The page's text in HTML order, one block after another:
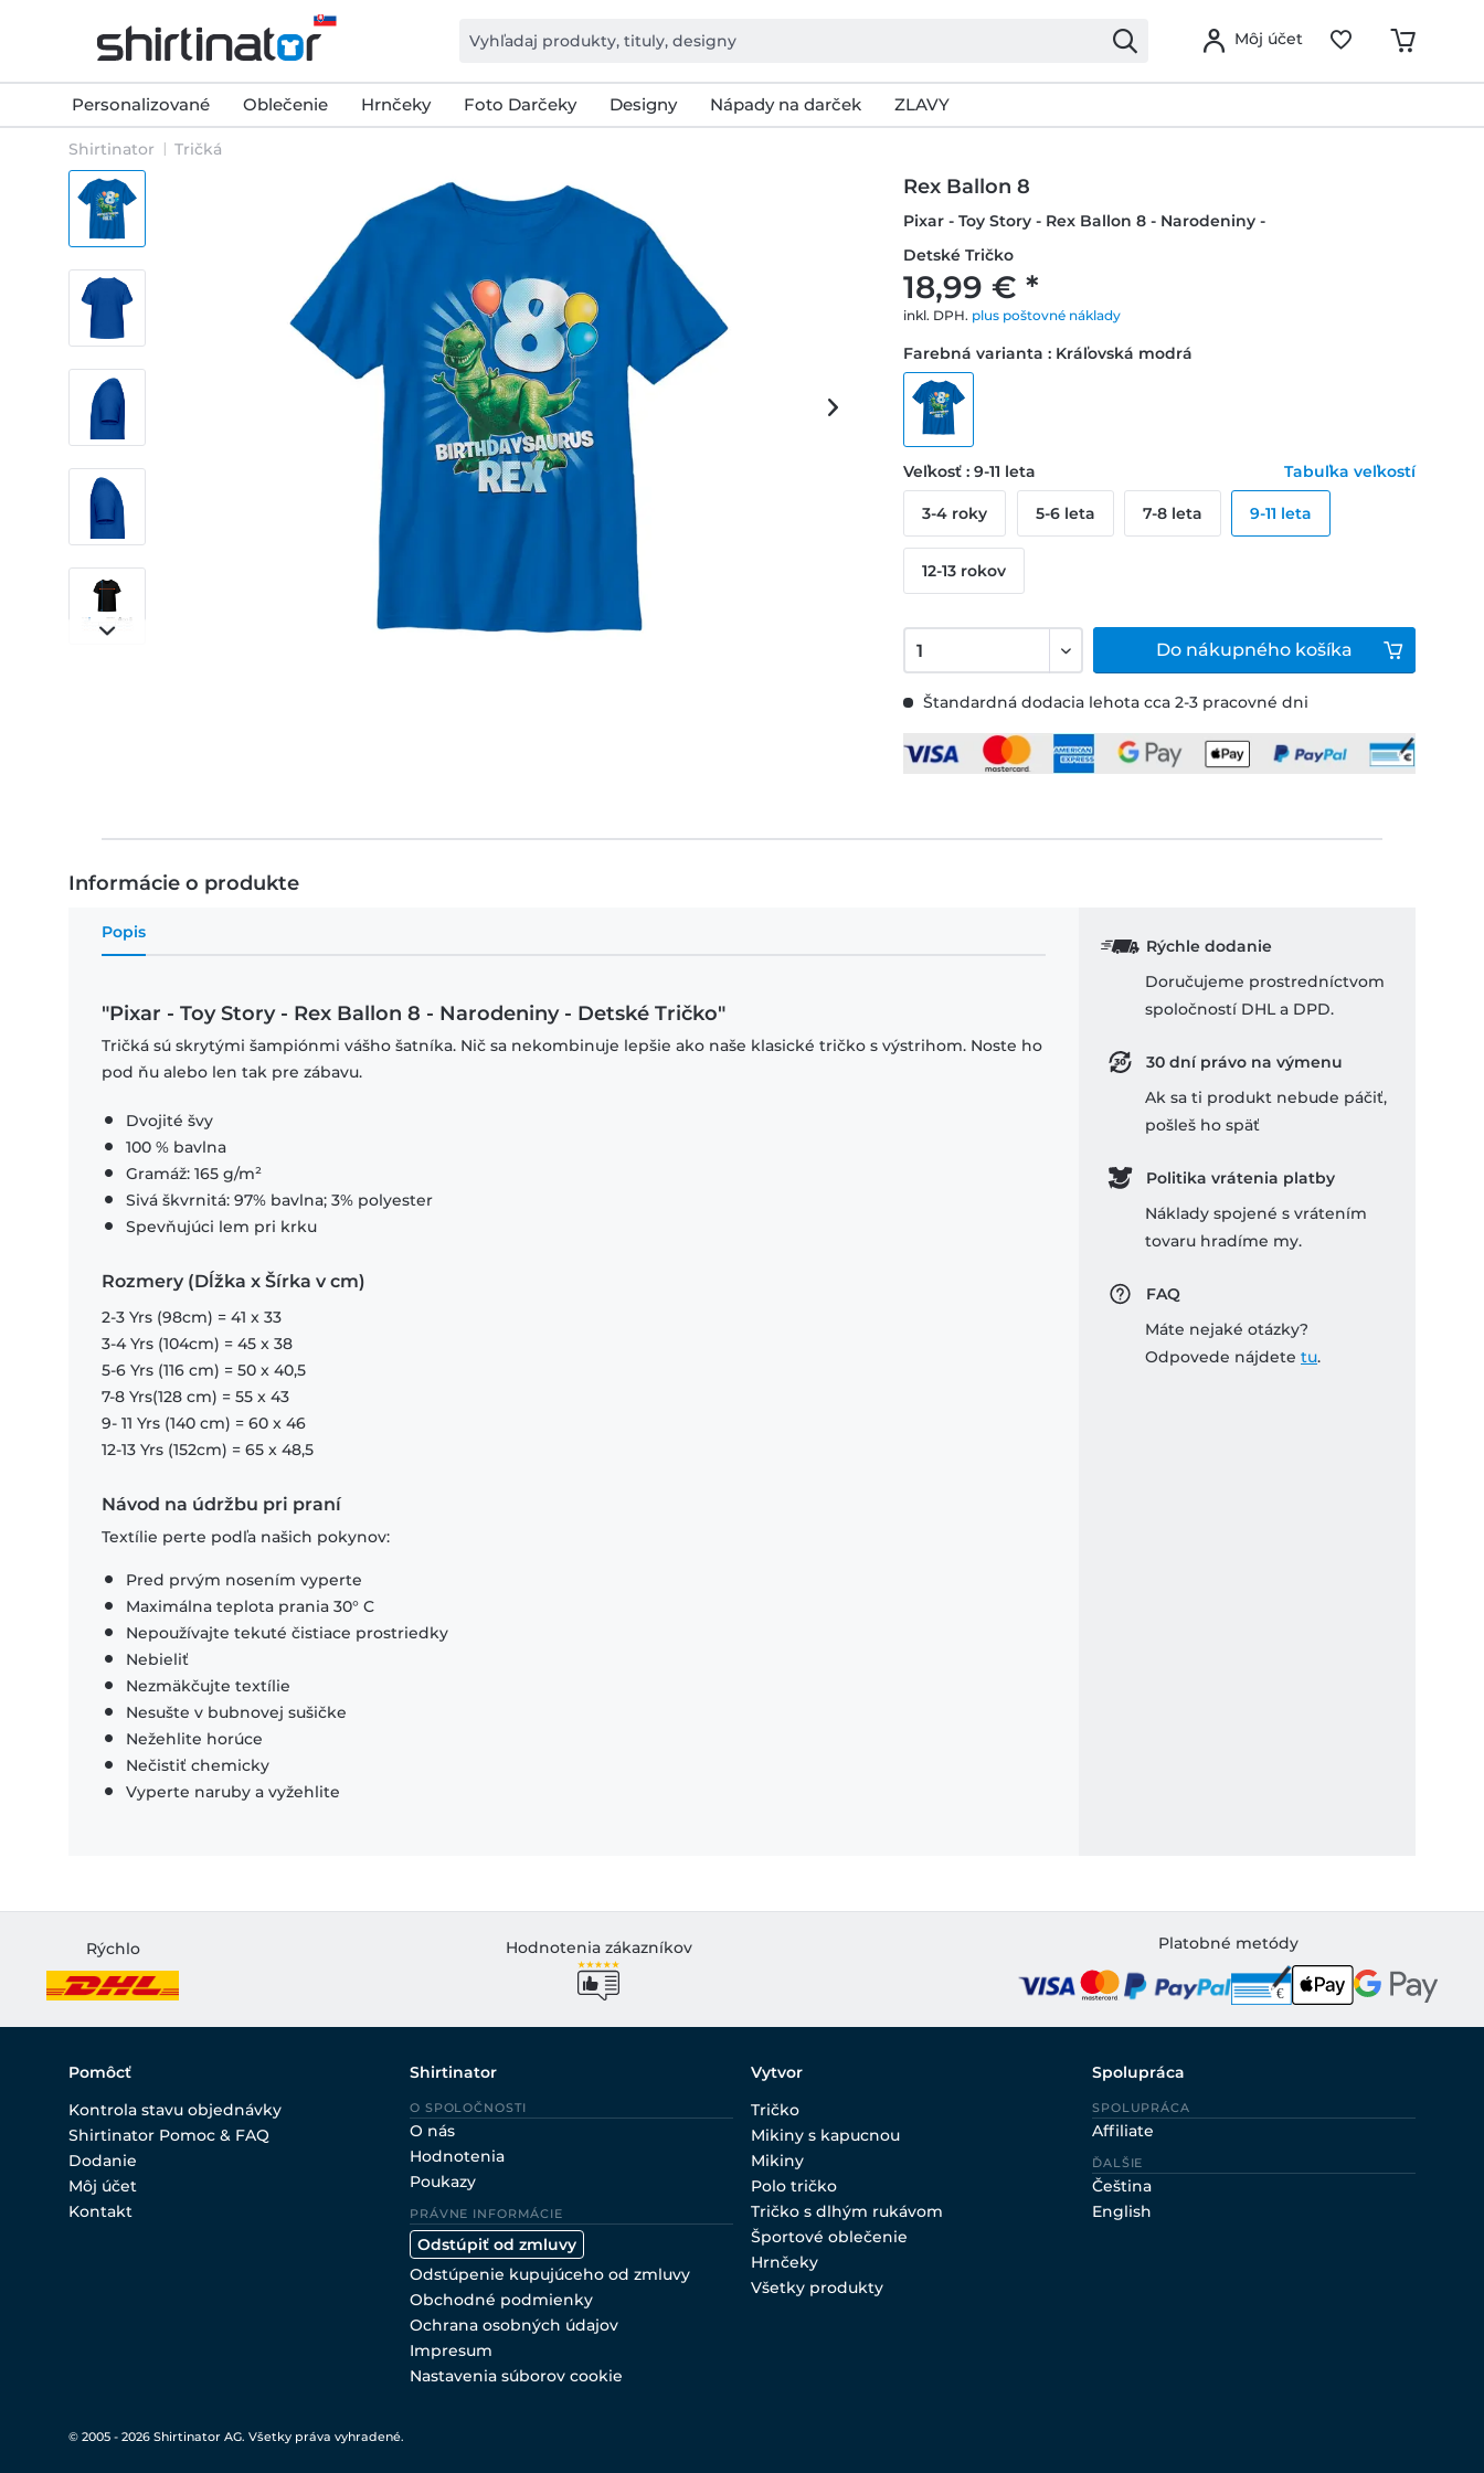
Môj účet
Personalizované Oblečenie Hrnčeky Foto Darčeky Designy Nápady na darček ZLAVY
Shirtinator Tričká
Rex Ballon 8
Pixar - Toy Story - Rex Ballon 8 - Narodeniny -
Detské Tričko
18,99 € *
inkl. DPH. plus poštovné náklady
Štandardná dodacia lehota cca 2-3 pracovné dni
Farebná varianta : Kráľovská modrá
Veľkosť : 9-11 leta Tabuľka veľkostí
3-4 roky 5-6 leta 7-8 leta 9-11 leta
12-13 rokov
Do nákupného košíka
Informácie o produkte
Popis
"Pixar - Toy Story - Rex Ballon 8 - Narodeniny - Detské Tričko"
Tričká sú skrytými šampiónmi vášho šatníka. Nič sa nekombinuje lepšie ako naše klasické tričko s výstrihom. Noste ho
pod ňu alebo len tak pre zábavu.
Dvojité švy
100 % bavlna
Gramáž: 165 g/m²
Sivá škvrnitá: 97% bavlna; 3% polyester
Spevňujúci lem pri krku
Rozmery (Dĺžka x Šírka v cm)
2-3 Yrs (98cm) = 41 x 33
3-4 Yrs (104cm) = 45 x 38
5-6 Yrs (116 cm) = 50 x 40,5
7-8 Yrs(128 cm) = 55 x 43
9- 11 Yrs (140 cm) = 60 x 46
12-13 Yrs (152cm) = 65 x 48,5
Návod na údržbu pri praní
Textílie perte podľa našich pokynov:
Pred prvým nosením vyperte
Maximálna teplota prania 30° C
Nepoužívajte tekuté čistiace prostriedky
Nebieliť
Nezmäkčujte textílie
Nesušte v bubnovej sušičke
Nežehlite horúce
Nečistiť chemicky
Vyperte naruby a vyžehlite
Rýchle dodanie
Doručujeme prostredníctvom
spoločností DHL a DPD.
30 dní právo na výmenu
Ak sa ti produkt nebude páčiť,
pošleš ho späť
Politika vrátenia platby
Náklady spojené s vrátením
tovaru hradíme my.
FAQ
Máte nejaké otázky?
Odpovede nájdete tu.
Rýchlo Hodnotenia zákazníkov Platobné metódy
Pomôcť
Kontrola stavu objednávky
Shirtinator Pomoc & FAQ
Dodanie
Môj účet
Kontakt
Shirtinator
O SPOLOČNOSTI
O nás
Hodnotenia
Poukazy
PRÁVNE INFORMÁCIE
Odstúpiť od zmluvy
Odstúpenie kupujúceho od zmluvy
Obchodné podmienky
Ochrana osobných údajov
Impresum
Nastavenia súborov cookie
Vytvor
Tričko
Mikiny s kapucnou
Mikiny
Polo tričko
Tričko s dlhým rukávom
Športové oblečenie
Hrnčeky
Všetky produkty
Spolupráca
SPOLUPRÁCA
Affiliate
ĎALŠIE
Čeština
English
© 2005 - 2026 Shirtinator AG. Všetky práva vyhradené.